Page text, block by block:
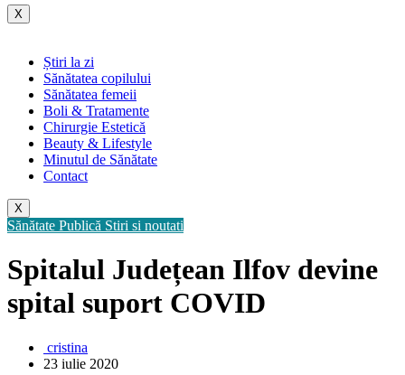
X
Știri la zi
Sănătatea copilului
Sănătatea femeii
Boli & Tratamente
Chirurgie Estetică
Beauty & Lifestyle
Minutul de Sănătate
Contact
X
Sănătate Publică Stiri si noutati
Spitalul Județean Ilfov devine
spital suport COVID
cristina
23 iulie 2020